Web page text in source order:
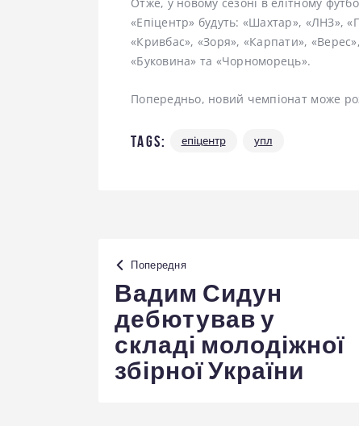
Отже, у новому сезоні в елітному
«Епіцентр» будуть: «Шахтар», «ЛНЗ»,
«Кривбас», «Зоря», «Карпати»,
«Буковина» та «Чорноморець».
Попередньо, новий чемпіонат може
Tags: епіцентр упл
Навігація
записів
Попередня
Вадим Сидун
дебютував у
складі молодіжної
збірної України